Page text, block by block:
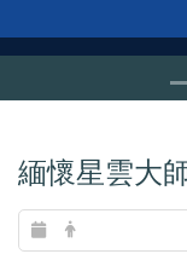
緬懷星雲大